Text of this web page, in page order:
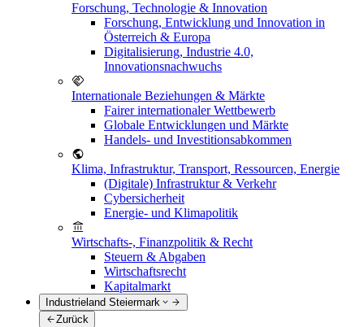
Forschung, Technologie & Innovation
Forschung, Entwicklung und Innovation in
Österreich & Europa
Digitalisierung, Industrie 4.0,
Innovationsnachwuchs
Internationale Beziehungen & Märkte
Fairer internationaler Wettbewerb
Globale Entwicklungen und Märkte
Handels- und Investitionsabkommen
Klima, Infrastruktur, Transport, Ressourcen, Energie
(Digitale) Infrastruktur & Verkehr
Cybersicherheit
Energie- und Klimapolitik
Wirtschafts-, Finanzpolitik & Recht
Steuern & Abgaben
Wirtschaftsrecht
Kapitalmarkt
Industrieland Steiermark
Zurück